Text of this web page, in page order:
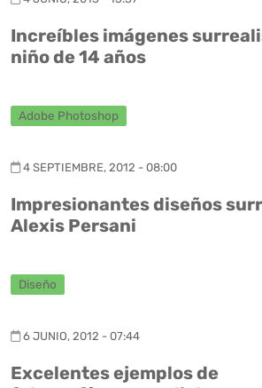
Increíbles imágenes
niño de 14 años
Adobe Photoshop
4 SEPTIEMBRE, 2012 - 08:00
Impresionantes diseños
Alexis Persani
Diseño
6 JUNIO, 2012 - 07:44
Excelentes ejemplos de